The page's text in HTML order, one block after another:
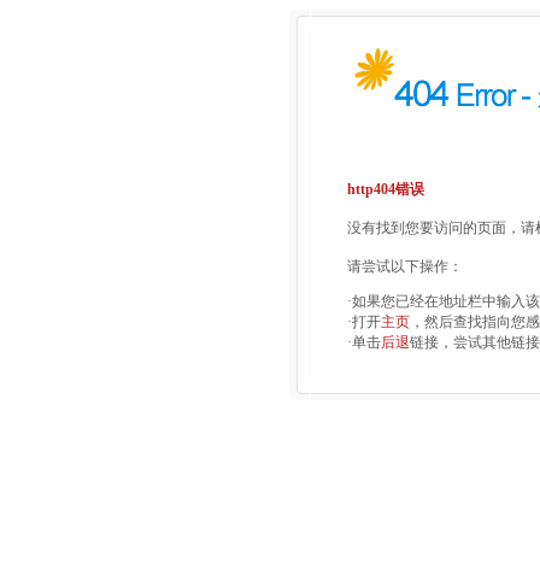
http404错误
没有找到您要访问的页面，
请尝试以下操作：
·如果您已经在地址栏中输入
·打开主页 ，然后查找指向您
·单击后退链接，尝试其他链